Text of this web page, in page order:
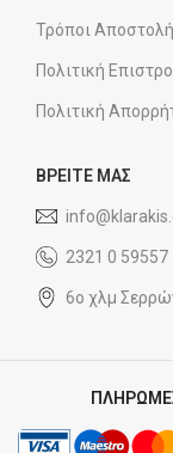
Τρόποι
Πολιτική
Πολιτική
ΒΡΕΙΤΕ ΜΑΣ
2321 0 59557
6ο χλμ